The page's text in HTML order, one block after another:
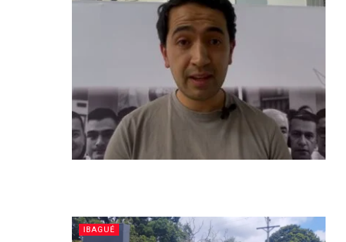
IBAGUÉ